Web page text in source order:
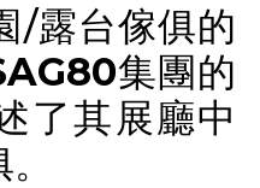
/露台傢俱的
集團的
了其展廳中